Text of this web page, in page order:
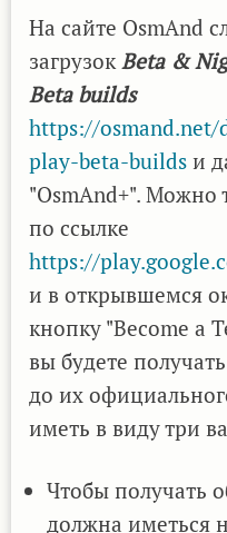
На сайте OsmAnd
загрузокBeta &
Beta builds
https://osmand.net/
play-beta-builds и
"OsmAnd+". Можно
по ссылке
https://
и в открывшемся
кнопку "Become a
вы будете
до их
иметь в виду три
Чтобы получать
должна иметься